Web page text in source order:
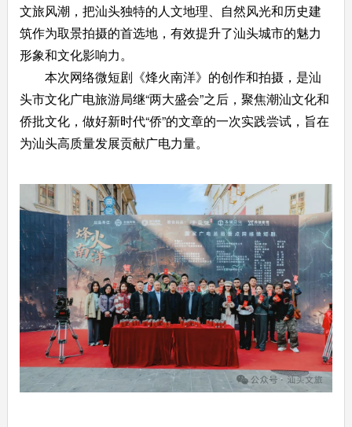
文旅风潮，把汕头独特的人文地理、自然风光和历史建
筑作为取景拍摄的首选地，有效提升了汕头城市的魅力
形象和文化影响力。
本次网络微短剧《烽火南洋》的创作和拍摄，是汕
头市文化广电旅游局继“两大盛会”之后，聚焦潮汕文化和
侨批文化，做好新时代“侨”的文章的一次实践尝试，旨在
为汕头高质量发展贡献广电力量。